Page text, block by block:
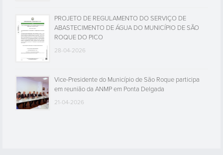
PROJETO DE REGULAMENTO DO SERVIÇO DE
ABASTECIMENTO DE ÁGUA DO MUNICÍPIO DE SÃO
ROQUE DO PICO
28-04-2026
Vice-Presidente do Município de São Roque participa
em reunião da ANMP em Ponta Delgada
21-04-2026